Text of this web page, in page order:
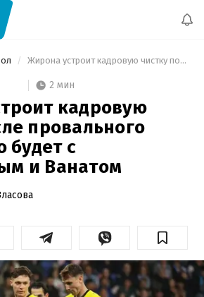
Жирона устроит кадровую чистку после провального сезона: что будет с Цыганковым и Ванатом
2 мин
кадровую
провального
будет с
и Ванатом